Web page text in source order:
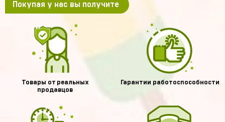
Покупая у нас вы получите
Товары от реальных
продавцов
Гарантии работоспособности